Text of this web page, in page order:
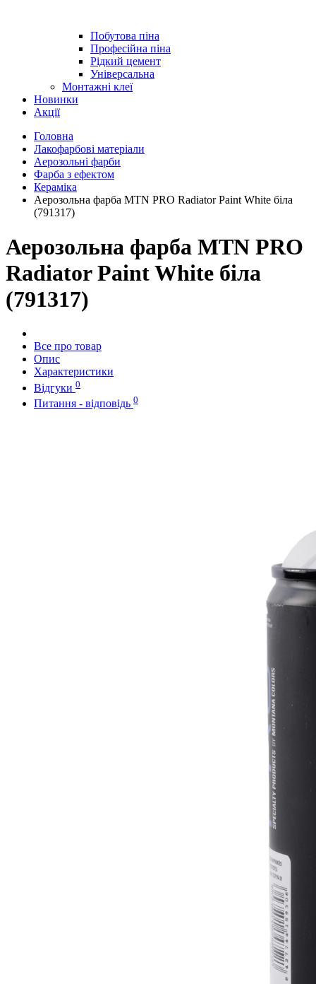
Побутова піна
Професійна піна
Рідкий цемент
Універсальна
Монтажні клеї
Новинки
Акції
Головна
Лакофарбові матеріали
Аерозольні фарби
Фарба з ефектом
Кераміка
Аерозольна фарба MTN PRO Radiator Paint White біла
(791317)
Аерозольна фарба MTN PRO
Radiator Paint White біла
(791317)
Все про товар
Опис
Характеристики
Відгуки 0
Питання - відповідь 0